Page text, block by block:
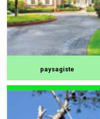
paysagiste